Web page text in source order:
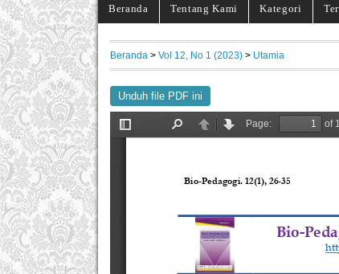
Beranda Tentang Kami Kategori
Beranda > Vol 12, No 1 (2023) > Utamia
Unduh file PDF ini